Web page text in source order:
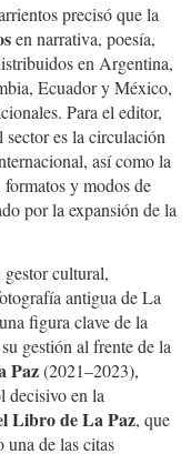
precisó que la
en narrativa, poesía,
en Argentina,
Ecuador y México,
Para el editor,
sector es la circulación
así como la
y modos de
por la expansión de la
gestor cultural,
antigua de La
figura clave de la
gestión al frente de la
Paz(2021–2023),
decisivo en la
Libro de La Paz, que
de las citas